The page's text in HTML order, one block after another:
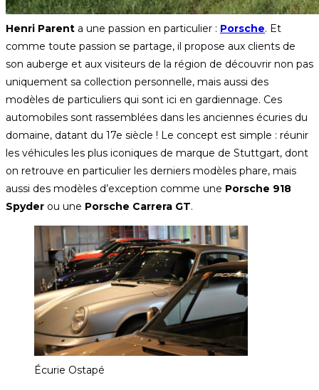
Henri Parent a une passion en particulier : Porsche. Et
comme toute passion se partage, il propose aux clients de
son auberge et aux visiteurs de la région de découvrir non pas
uniquement sa collection personnelle, mais aussi des
modèles de particuliers qui sont ici en gardiennage. Ces
automobiles sont rassemblées dans les anciennes écuries du
domaine, datant du 17e siècle ! Le concept est simple : réunir
les véhicules les plus iconiques de marque de Stuttgart, dont
on retrouve en particulier les derniers modèles phare, mais
aussi des modèles d’exception comme une Porsche 918
Spyder ou une Porsche Carrera GT.
Écurie Ostapé